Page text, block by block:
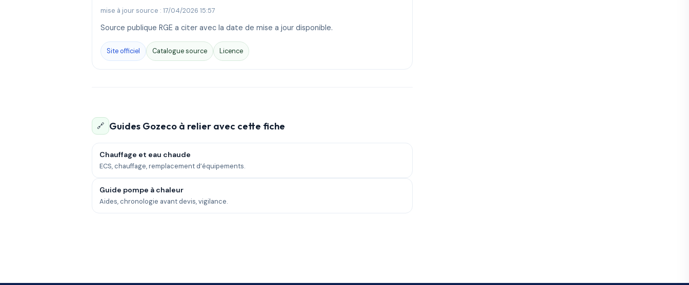
mise à jour source : 17/04/2026 15:57
Source publique RGE a citer avec la date de mise a jour disponible.
Site officiel Catalogue source Licence
🔗 Guides Gozeco à relier avec cette fiche
Chauffage et eau chaude
ECS, chauffage, remplacement d’équipements.
Guide pompe à chaleur
Aides, chronologie avant devis, vigilance.